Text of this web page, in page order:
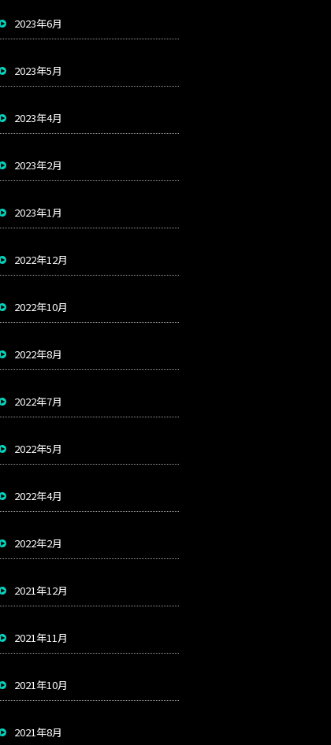
2023年6月
2023年5月
2023年4月
2023年2月
2023年1月
2022年12月
2022年10月
2022年8月
2022年7月
2022年5月
2022年4月
2022年2月
2021年12月
2021年11月
2021年10月
2021年8月